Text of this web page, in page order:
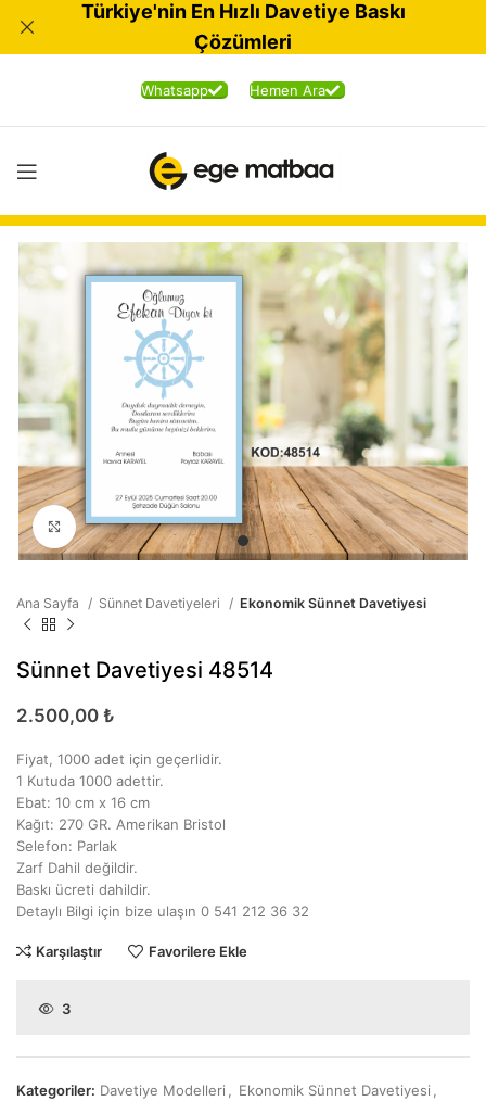
Whatsapp Hemen Ara
Büyütmek için tıklayın
Ana Sayfa Sünnet Davetiyeleri Ekonomik Sünnet Davetiyesi
Sünnet Davetiyesi 48514
2.500,00 ₺
Fiyat, 1000 adet için geçerlidir.
1 Kutuda 1000 adettir.
Ebat: 10 cm x 16 cm
Kağıt: 270 GR. Amerikan Bristol
Selefon: Parlak
Zarf Dahil değildir.
Baskı ücreti dahildir.
Detaylı Bilgi için bize ulaşın 0 541 212 36 32
Karşılaştır Favorilere Ekle
3
Kategoriler: Davetiye Modelleri , Ekonomik Sünnet Davetiyesi ,
Türkiye'nin En Hızlı Davetiye Baskı
Çözümleri